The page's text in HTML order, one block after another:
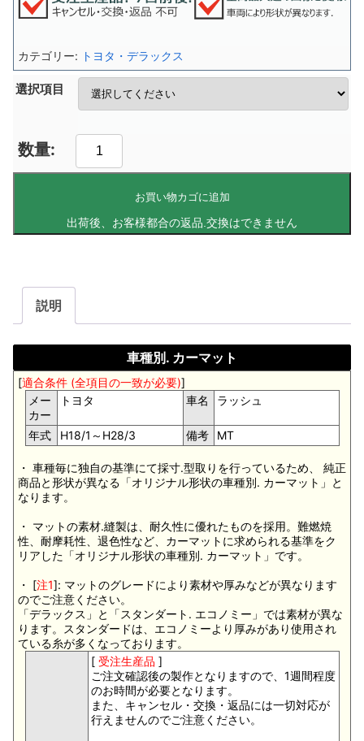
選択項目
お買い物カゴに追加
カテゴリー: トヨタ・デラックス
説明
車種別. カーマット
[適合条件 (全項目の一致が必要)]
メー
カー
トヨタ 車名 ラッシュ
年式 H18/1～H28/3 備考 MT
・ 車種毎に独自の基準にて採寸.型取りを行っているため、 純正
商品と形状が異なる「オリジナル形状の車種別. カーマット」と
なります。
・ マットの素材.縫製は、耐久性に優れたものを採用。難燃焼
性、耐摩耗性、退色性など、カーマットに求められる基準をク
リアした「オリジナル形状の車種別. カーマット」です。
・ [注1]: マットのグレードにより素材や厚みなどが異なります
のでご注意ください。
「デラックス」と「スタンダート. エコノミー」では素材が異な
ります。スタンダードは、エコノミーより厚みがあり使用され
ている糸が多くなっております。
[ 受注生産品 ]
ご注文確認後の製作となりますので、1週間程度
のお時間が必要となります。
また、キャンセル・交換・返品には一切対応が
行えませんのでご注意ください。